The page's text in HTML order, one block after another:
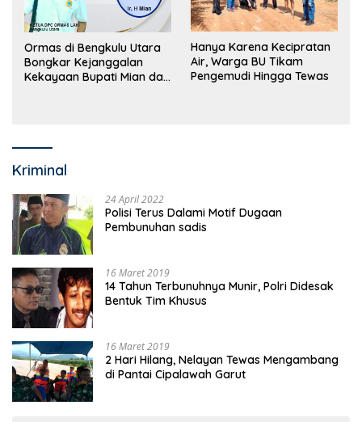
Ormas di Bengkulu Utara
Bongkar Kejanggalan
Kekayaan Bupati Mian dan
Hanya Karena Kecipratan
Air, Warga BU Tikam
Pengemudi Hingga Tewas
Kriminal
24 April 2022
Polisi Terus Dalami Motif Dugaan
Pembunuhan sadis
16 Maret 2019
14 Tahun Terbunuhnya Munir, Polri Didesak
Bentuk Tim Khusus
16 Maret 2019
2 Hari Hilang, Nelayan Tewas Mengambang
di Pantai Cipalawah Garut